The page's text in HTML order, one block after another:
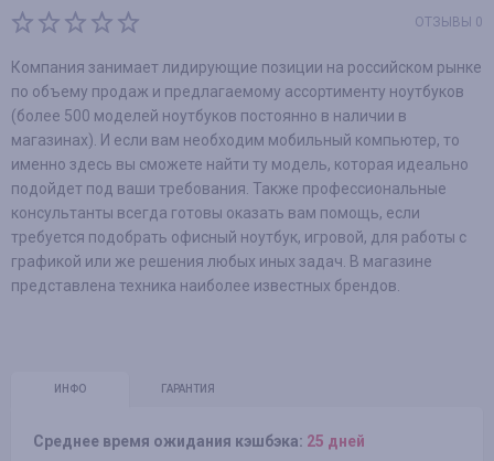
ОТЗЫВЫ 0
Компания занимает лидирующие позиции на российском рынке
по объему продаж и предлагаемому ассортименту ноутбуков
(более 500 моделей ноутбуков постоянно в наличии в
магазинах). И если вам необходим мобильный компьютер, то
именно здесь вы сможете найти ту модель, которая идеально
подойдет под ваши требования. Также профессиональные
консультанты всегда готовы оказать вам помощь, если
требуется подобрать офисный ноутбук, игровой, для работы с
графикой или же решения любых иных задач. В магазине
представлена техника наиболее известных брендов.
ИНФО ГАРАНТИЯ
Среднее время ожидания кэшбэка: 25 дней